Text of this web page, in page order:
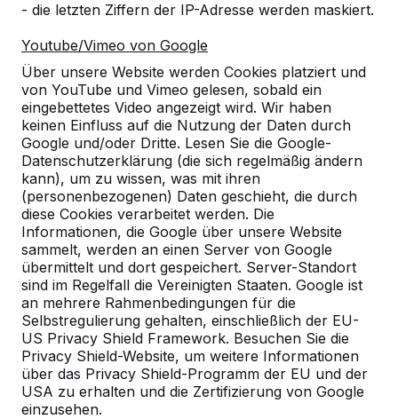
- die letzten Ziffern der IP-Adresse werden maskiert.
Youtube/Vimeo von Google
Über unsere Website werden Cookies platziert und
von YouTube und Vimeo gelesen, sobald ein
eingebettetes Video angezeigt wird. Wir haben
keinen Einfluss auf die Nutzung der Daten durch
Google und/oder Dritte. Lesen Sie die Google-
Datenschutzerklärung (die sich regelmäßig ändern
kann), um zu wissen, was mit ihren
(personenbezogenen) Daten geschieht, die durch
diese Cookies verarbeitet werden. Die
Informationen, die Google über unsere Website
sammelt, werden an einen Server von Google
übermittelt und dort gespeichert. Server-Standort
sind im Regelfall die Vereinigten Staaten. Google ist
an mehrere Rahmenbedingungen für die
Selbstregulierung gehalten, einschließlich der EU-
US Privacy Shield Framework. Besuchen Sie die
Privacy Shield-Website, um weitere Informationen
über das Privacy Shield-Programm der EU und der
USA zu erhalten und die Zertifizierung von Google
einzusehen.
Ort oder Postleitzahl suchen
Kontakt
HeBlad Deutschland
Diekerstraße 97
42781 Haan
Deutschland
+49 212 934 77 25
info@HeBlad.de